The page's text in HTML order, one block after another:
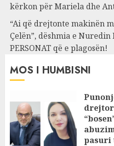
kërkon për Mariela dhe
“Ai që drejtonte makinën
Çelën”, dëshmia e
PERSONAT që e plagosën!
MOS I HUMBISNI
pasuri